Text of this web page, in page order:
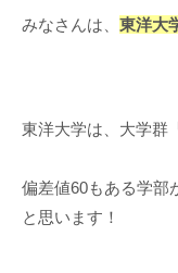
みなさんは、 東洋大
東洋大学は、大学群
偏差値60もある学部
と思います！